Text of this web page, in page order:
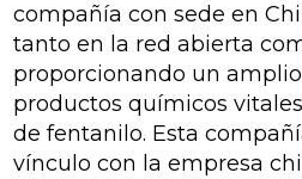
compañía con sede en
tanto en la red abierta
proporcionando un
productos químicos
de fentanilo. Esta
vínculo con la empresa